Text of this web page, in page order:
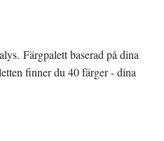
Färgpalett baserad på dina
finner du 40 färger - dina